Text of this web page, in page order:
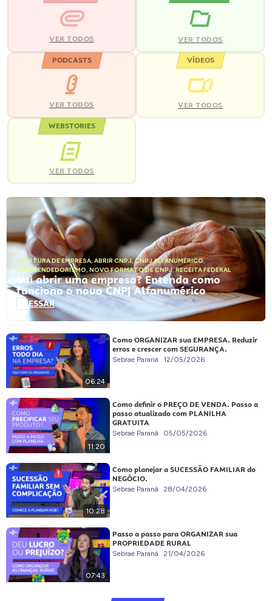
VER TODOS VER TODOS
PODCASTS
VER TODOS
VÍDEOS
VER TODOS
WEBSTORIES
VER TODOS
ABERTURA DE EMPRESA, ABRIR CNPJ,CNPJ ALFANUMÉRICO,
EMPREENDEDORISMO, NOVO FORMATO DE CNPJ,RECEITA FEDERAL
Vai abrir uma empresa? Entenda como
funciona o novo CNPJ Alfanumérico
ACESSAR
06:24
Como ORGANIZAR sua EMPRESA. Reduzir
erros e crescer com SEGURANÇA.
Sebrae Paraná 12/05/2026
11:20
Como definir o PREÇO DE VENDA. Passo a
passo atualizado com PLANILHA
GRATUITA
Sebrae Paraná 05/05/2026
10:28
Como planejar a SUCESSÃO FAMILIAR do
NEGÓCIO.
Sebrae Paraná 28/04/2026
07:43
Passo a passo para ORGANIZAR sua
PROPRIEDADE RURAL
Sebrae Paraná 21/04/2026